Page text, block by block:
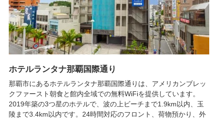
ホテルランタナ那覇国際通り
那覇市にあるホテルランタナ那覇国際通りは、アメリカンブレッ
クファースト朝食と館内全域での無料WiFiを提供しています。
2019年築の3つ星のホテルで、波の上ビーチまで1.9km以内、玉
陵まで3.4km以内です。24時間対応のフロント、荷物預かり、外